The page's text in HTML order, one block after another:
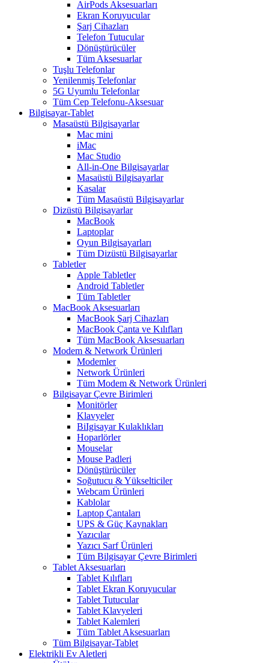
AirPods Aksesuarları
Ekran Koruyucular
Şarj Cihazları
Telefon Tutucular
Dönüştürücüler
Tüm Aksesuarlar
Tuşlu Telefonlar
Yenilenmiş Telefonlar
5G Uyumlu Telefonlar
Tüm Cep Telefonu-Aksesuar
Bilgisayar-Tablet
Masaüstü Bilgisayarlar
Mac mini
iMac
Mac Studio
All-in-One Bilgisayarlar
Masaüstü Bilgisayarlar
Kasalar
Tüm Masaüstü Bilgisayarlar
Dizüstü Bilgisayarlar
MacBook
Laptoplar
Oyun Bilgisayarları
Tüm Dizüstü Bilgisayarlar
Tabletler
Apple Tabletler
Android Tabletler
Tüm Tabletler
MacBook Aksesuarları
MacBook Şarj Cihazları
MacBook Çanta ve Kılıfları
Tüm MacBook Aksesuarları
Modem & Network Ürünleri
Modemler
Network Ürünleri
Tüm Modem & Network Ürünleri
Bilgisayar Çevre Birimleri
Monitörler
Klavyeler
BiIgisayar Kulaklıkları
Hoparlörler
Mouselar
Mouse Padleri
Dönüştürücüler
Soğutucu & Yükselticiler
Webcam Ürünleri
Kablolar
Laptop Çantaları
UPS & Güç Kaynakları
Yazıcılar
Yazıcı Sarf Ürünleri
Tüm Bilgisayar Çevre Birimleri
Tablet Aksesuarları
Tablet Kılıfları
Tablet Ekran Koruyucular
Tablet Tutucular
Tablet Klavyeleri
Tablet Kalemleri
Tüm Tablet Aksesuarları
Tüm Bilgisayar-Tablet
Elektrikli Ev Aletleri